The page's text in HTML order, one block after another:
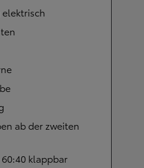
ab der zweiten
klappbar